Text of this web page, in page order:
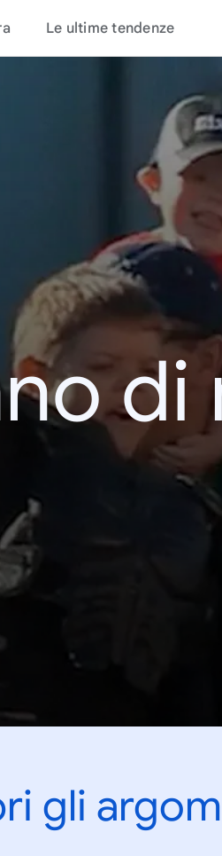
Le ultime tendenze
di
gli